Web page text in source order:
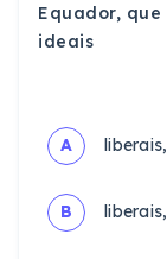
Equador,
ideais
A
B